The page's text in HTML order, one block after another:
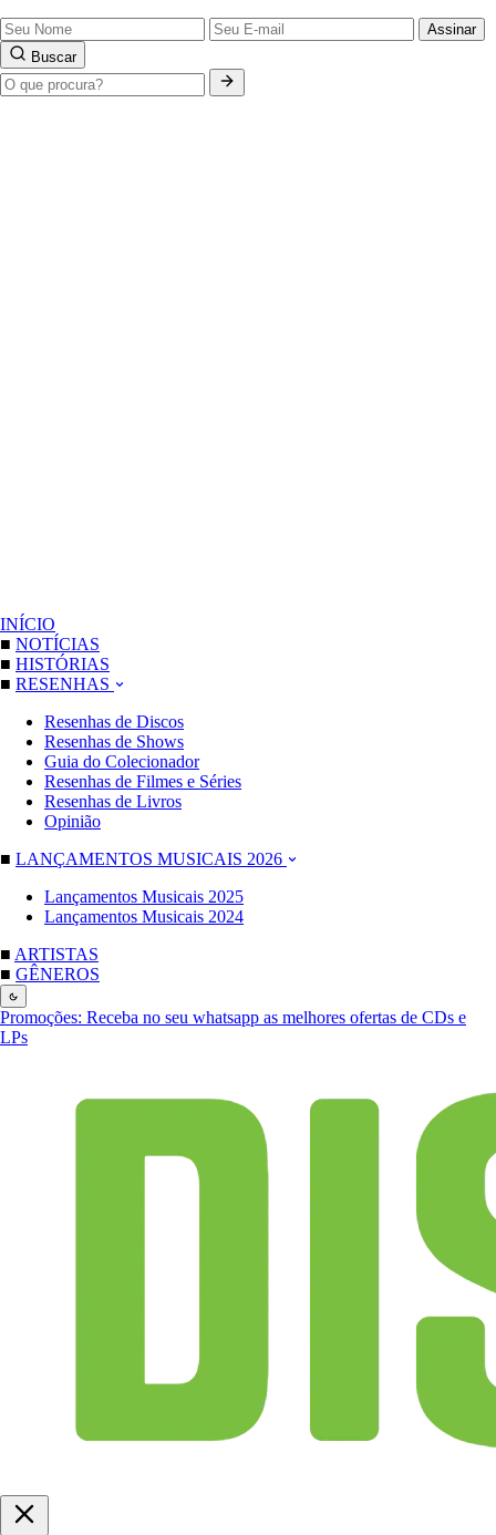
Assinar
Buscar
INÍCIO
■ NOTÍCIAS
■ HISTÓRIAS
■ RESENHAS
Resenhas de Discos
Resenhas de Shows
Guia do Colecionador
Resenhas de Filmes e Séries
Resenhas de Livros
Opinião
■ LANÇAMENTOS MUSICAIS 2026
Lançamentos Musicais 2025
Lançamentos Musicais 2024
■ ARTISTAS
■ GÊNEROS
Promoções: Receba no seu whatsapp as melhores ofertas de CDs e
LPs